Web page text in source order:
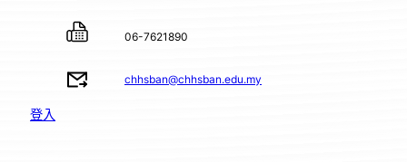
06-7621890
chhsban@chhsban.edu.my
登入